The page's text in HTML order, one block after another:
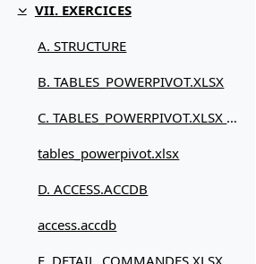
Replier
VII. EXERCICES
A. STRUCTURE
B. TABLES_POWERPIVOT.XLSX
C. TABLES_POWERPIVOT.XLSX Correction
tables_powerpivot.xlsx
D. ACCESS.ACCDB
access.accdb